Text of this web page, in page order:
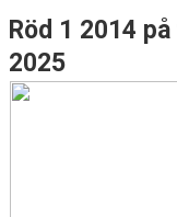
Röd 1 2014
2025